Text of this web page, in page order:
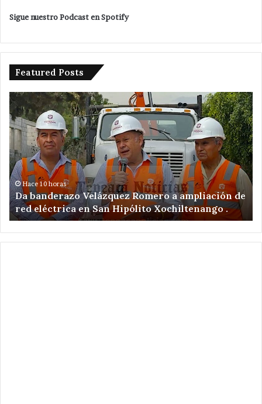
Sigue nuestro Podcast en Spotify
Featured Posts
Da
banderazo
Velázquez
Romero
ampliación
de
red
eléctrica
en
San
Hipólito
Xochiltenango
Hace 10 horas
Da banderazo Velázquez Romero a ampliación de
red eléctrica en San Hipólito Xochiltenango .
a
en